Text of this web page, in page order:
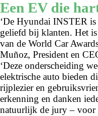
Een EV die
‘De Hyundai INSTER
geliefd bij klanten. Het
van de World Car
Muñoz, President en
‘Deze onderscheiding
elektrische auto bieden
rijplezier en
erkenning en danken
natuurlijk de jury – voor